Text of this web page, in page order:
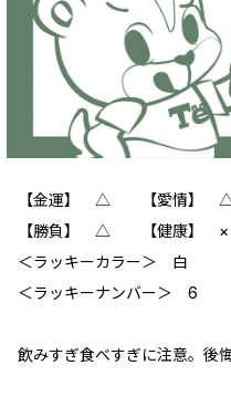
【金運】 △ 【愛情】
【勝負】 △ 【健康】 ×
＜ラッキーカラー＞ 白
＜ラッキーナンバー＞ 6
飲みすぎ食べすぎに注意。後